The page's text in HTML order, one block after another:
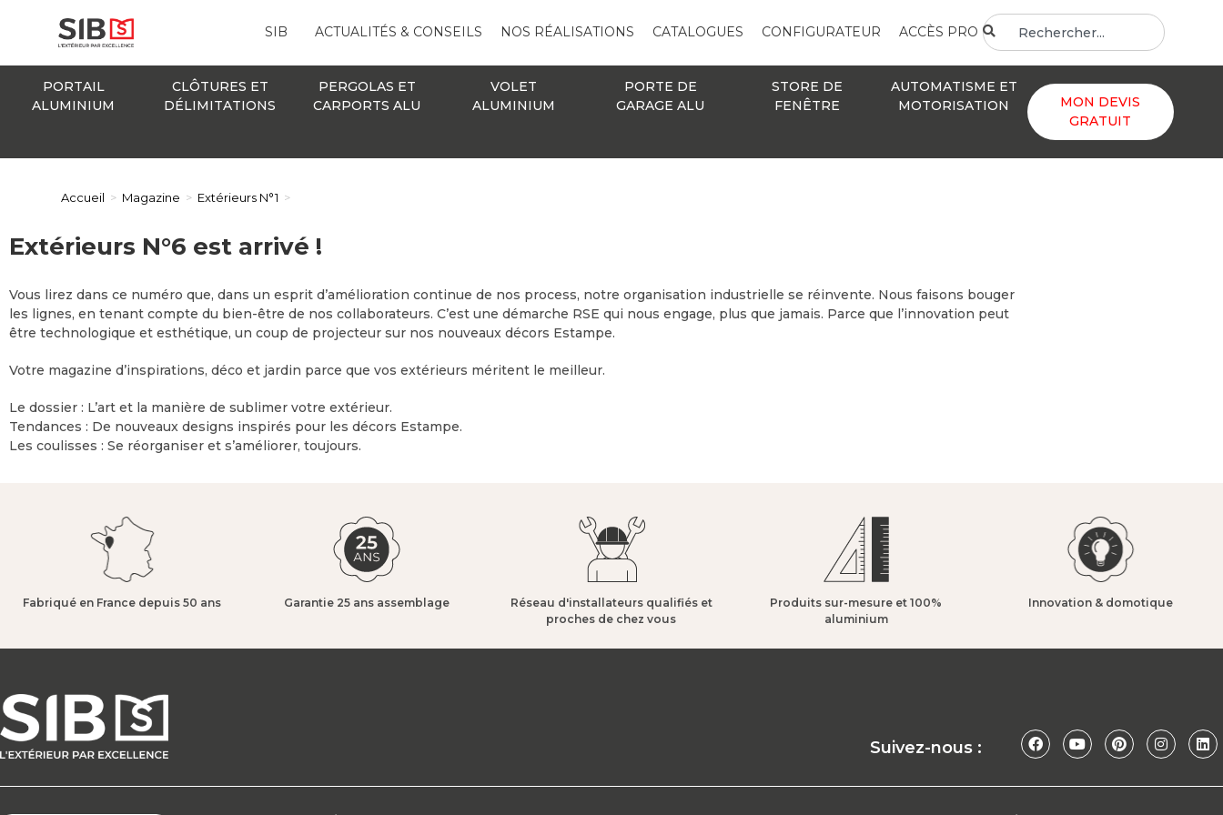
SIB ACTUALITÉS & CONSEILS NOS RÉALISATIONS CATALOGUES CONFIGURATEUR ACCÈS PRO
PORTAIL
ALUMINIUM
CLÔTURES ET
DÉLIMITATIONS
PERGOLAS ET
CARPORTS ALU
VOLET
ALUMINIUM
PORTE DE
GARAGE ALU
STORE DE
FENÊTRE
AUTOMATISME ET
MOTORISATION
MON DEVIS
GRATUIT
Accueil > Magazine > Extérieurs N°1 >
Extérieurs N°6 est arrivé !
Vous lirez dans ce numéro que, dans un esprit d’amélioration continue de nos process, notre organisation industrielle se réinvente. Nous faisons bouger
les lignes, en tenant compte du bien-être de nos collaborateurs. C’est une démarche RSE qui nous engage, plus que jamais. Parce que l’innovation peut
être technologique et esthétique, un coup de projecteur sur nos nouveaux décors Estampe.
Votre magazine d’inspirations, déco et jardin parce que vos extérieurs méritent le meilleur.
Le dossier : L’art et la manière de sublimer votre extérieur.
Tendances : De nouveaux designs inspirés pour les décors Estampe.
Les coulisses : Se réorganiser et s’améliorer, toujours.
Fabriqué en France depuis 50 ans​ Garantie 25 ans assemblage​
Réseau d'installateurs qualifiés et
proches de chez vous​
Produits sur-mesure et 100%
aluminium​
Innovation & domotique​
Suivez-nous :